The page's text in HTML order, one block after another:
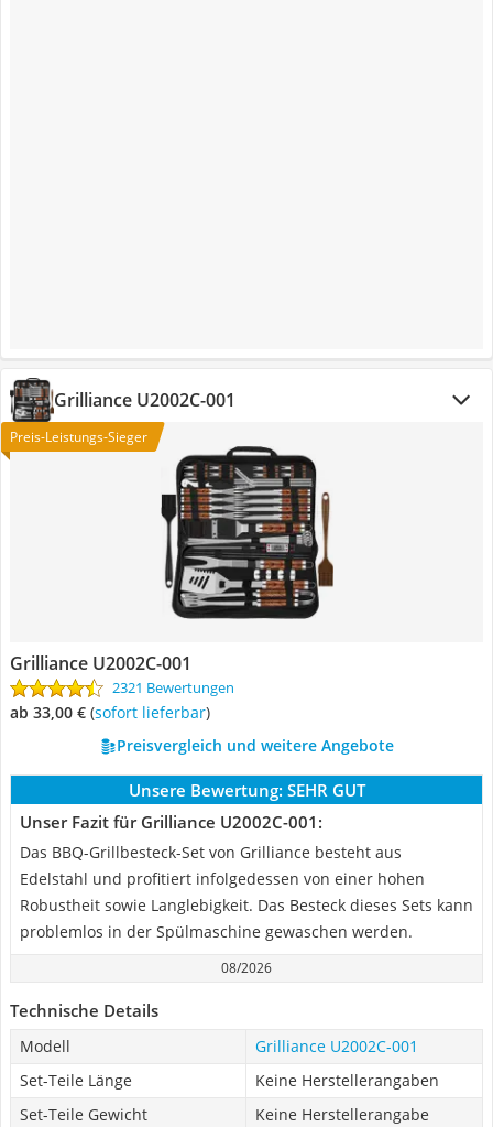
Grilliance U2002C-001
Preis-Leistungs-Sieger
Grilliance U2002C-001
2321 Bewertungen
ab 33,00 € ( Sofort lieferbar)
Preisvergleich und weitere Angebote
Unsere Bewertung: SEHR GUT
Unser Fazit für Grilliance U2002C-001:
Das BBQ-Grillbesteck-Set von Grilliance besteht aus
Edelstahl und profitiert infolgedessen von einer hohen
Robustheit sowie Langlebigkeit. Das Besteck dieses Sets kann
problemlos in der Spülmaschine gewaschen werden.
08/2026
Technische Details
Modell
Grilliance U2002C-001
Set-Teile Länge
Keine Herstellerangaben
Set-Teile Gewicht
Keine Herstellerangabe